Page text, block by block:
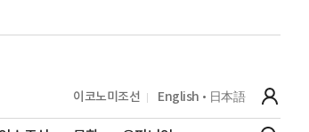
이코노미조선 English 日本語